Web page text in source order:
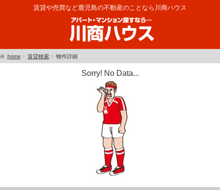
賃貸や売買など鹿児島の不動産のことなら川商ハウス
home 賃貸検索 物件詳細
Sorry! No Data...